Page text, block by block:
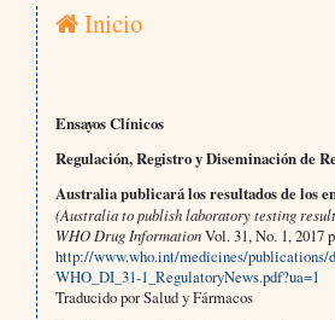
Inicio
Ensayos Clínicos
Regulación, Registro y Diseminación de
Australia publicará los resultados de los
(Australia to publish laboratory testing
WHO Drug InformationVol. 31, No. 1, 2017
http://www.who.int/medicines/publications/
WHO_DI_31-1_RegulatoryNews.pdf?ua=1
Traducido por Salud y Fármacos